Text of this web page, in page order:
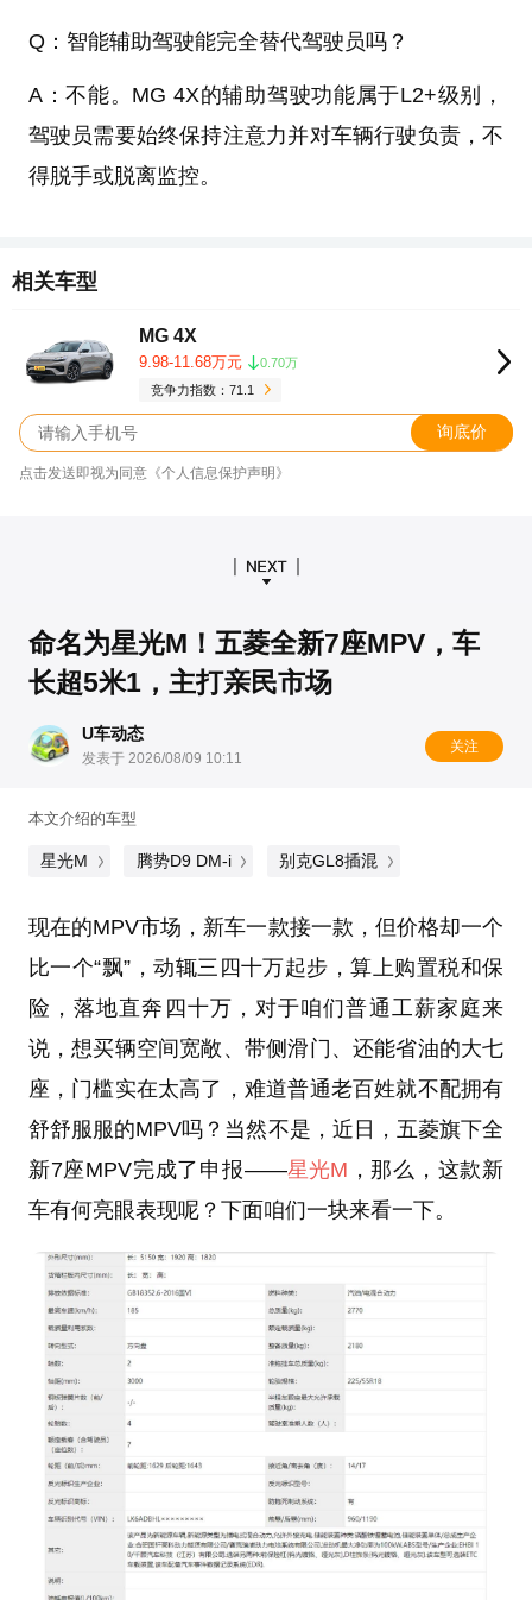
Q：智能辅助驾驶能完全替代驾驶员吗？
A：不能。MG 4X的辅助驾驶功能属于L2+级别，
驾驶员需要始终保持注意力并对车辆行驶负责，不
得脱手或脱离监控。
相关车型
MG 4X
9.98-11.68万元
0.70万
竞争力指数：71.1
询底价
点击发送即视为同意《个人信息保护声明》
命名为星光M！五菱全新7座MPV，车
长超5米1，主打亲民市场
U车动态
发表于 2026/08/09 10:11
关注
本文介绍的车型
星光M 腾势D9 DM-i 别克GL8插混
现在的MPV市场，新车一款接一款，但价格却一个
比一个“飘”，动辄三四十万起步，算上购置税和保
险，落地直奔四十万，对于咱们普通工薪家庭来
说，想买辆空间宽敞、带侧滑门、还能省油的大七
座，门槛实在太高了，难道普通老百姓就不配拥有
舒舒服服的MPV吗？当然不是，近日，五菱旗下全
新7座MPV完成了申报——星光M ，那么，这款新
车有何亮眼表现呢？下面咱们一块来看一下。